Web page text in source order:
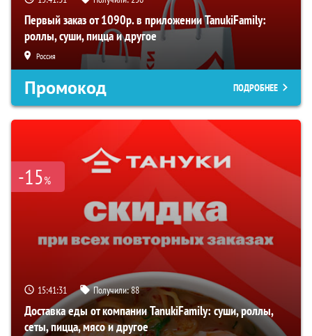
Первый заказ от 1090р. в приложении TanukiFamily:
роллы, суши, пицца и другое
Россия
Промокод ПОДРОБНЕЕ
-15%
15:41:30 Получили:88
Доставка еды от компании TanukiFamily: суши, роллы,
сеты, пицца, мясо и другое